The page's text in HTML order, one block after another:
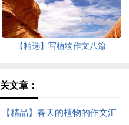
【精选】写植物作文八篇
文章：
【精品】春天的植物的作文汇